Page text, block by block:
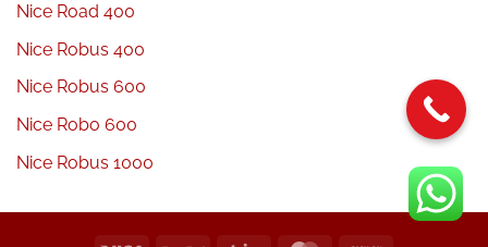
Nice Road 400
Nice Robus 400
Nice Robus 600
Nice Robo 600
Nice Robus 1000